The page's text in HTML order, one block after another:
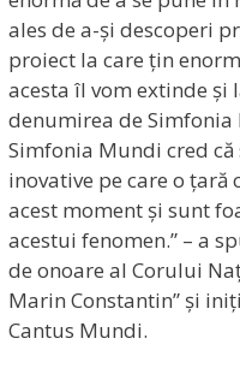
ales de a-și descoperi
proiect la care țin
acesta îl vom extinde
denumirea de
Simfonia Mundi cred
inovative pe care o țară
acest moment și sunt
acestui fenomen.” – a
de onoare al Corului
Marin Constantin” și
Cantus Mundi.